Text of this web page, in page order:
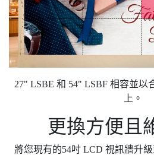
27" LSBE 和 54" LSBF 相容並以
上。
更換方便且
將您現有的54吋 LCD 視訊牆升